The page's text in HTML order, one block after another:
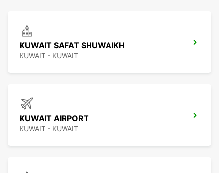
KUWAIT SAFAT SHUWAIKH
KUWAIT - KUWAIT
KUWAIT AIRPORT
KUWAIT - KUWAIT